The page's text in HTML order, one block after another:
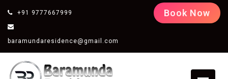
+91 9777667999
baramundaresidence@gmail.com
Book Now